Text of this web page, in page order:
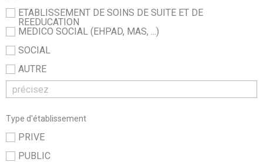
ETABLISSEMENT DE SOINS DE SUITE ET DE
REEDUCATION
MEDICO SOCIAL (EHPAD, MAS, ...)
SOCIAL
AUTRE
Type d'établissement
PRIVE
PUBLIC